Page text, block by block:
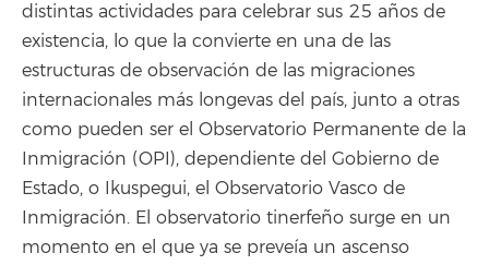
distintas actividades para celebrar sus 25 años de
existencia, lo que la convierte en una de las
estructuras de observación de las migraciones
internacionales más longevas del país, junto a otras
como pueden ser el Observatorio Permanente de la
Inmigración (OPI), dependiente del Gobierno de
Estado, o Ikuspegui, el Observatorio Vasco de
Inmigración. El observatorio tinerfeño surge en un
momento en el que ya se preveía un ascenso